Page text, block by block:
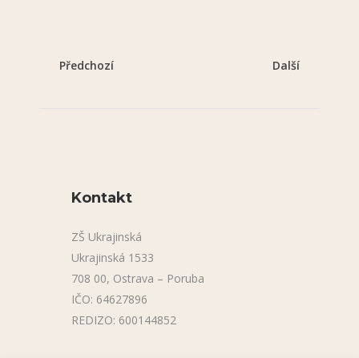
Předchozí Další
Kontakt
ZŠ Ukrajinská
Ukrajinská 1533
708 00, Ostrava – Poruba
IČO: 64627896
REDIZO: 600144852